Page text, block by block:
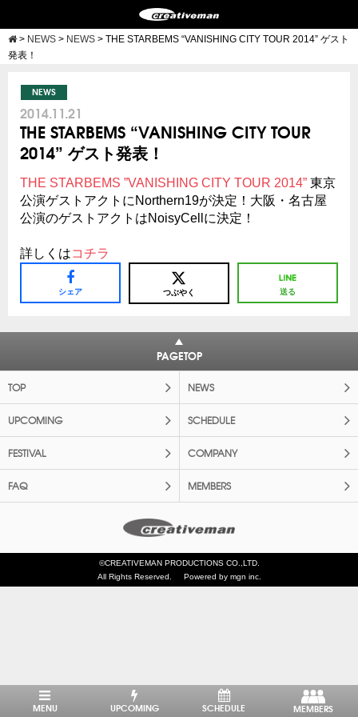
> NEWS > NEWS > THE STARBEMS “VANISHING CITY TOUR 2014” ゲスト
発表！
NEWS
2014.11.21
THE STARBEMS “VANISHING CITY TOUR
2014” ゲスト発表！
THE STARBEMS ”VANISHING CITY TOUR 2014” 東京
公演ゲストアクトにNorthern19が決定！大阪・名古屋
公演のゲストアクトはNoisyCellに決定！
詳しくはコチラ
シェア つぶやく 送る
PAGETOP
TOP NEWS
UPCOMING SCHEDULE
FESTIVAL COMPANY
FAQ MEMBERS
©CREATIVEMAN PRODUCTIONS CO.,LTD.
All Rights Reserved.
Powered by mgn inc.
MENU UPCOMING SCHEDULE MEMBERS